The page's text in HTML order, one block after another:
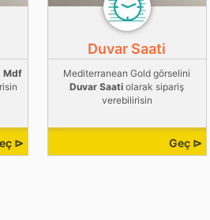
Mdf
⊳
Duvar Saati
Mediterranean Gold görselini
Duvar Saati olarak sipariş
verebilirisin
Geç ⊳